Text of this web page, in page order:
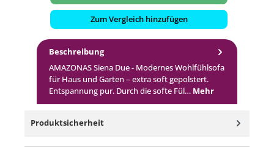
Zum Vergleich hinzufügen
Beschreibung
AMAZONAS Siena Due - Modernes Wohlfühlsofa
für Haus und Garten – extra soft gepolstert.
Entspannung pur. Durch die softe Fül… Mehr
Produktsicherheit